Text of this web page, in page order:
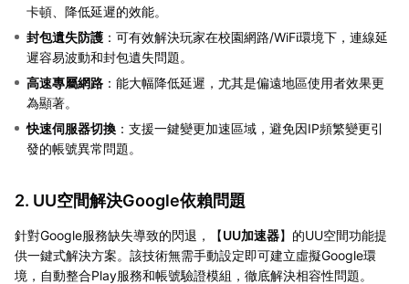
卡頓、降低延遲的效能。
封包遺失防護 ：可有效解決玩家在校園網路/WiFi環境下，連線延
遲容易波動和封包遺失問題。
高速專屬網路 ：能大幅降低延遲，尤其是偏遠地區使用者效果更
為顯著。
快速伺服器切換 ：支援一鍵變更加速區域，避免因IP頻繁變更引
發的帳號異常問題。
2. UU空間解決Google依賴問題
針對Google服務缺失導致的閃退，【UU加速器】的UU空間功能提
供一鍵式解決方案。該技術無需手動設定即可建立虛擬Google環
境，自動整合Play服務和帳號驗證模組，徹底解決相容性問題。